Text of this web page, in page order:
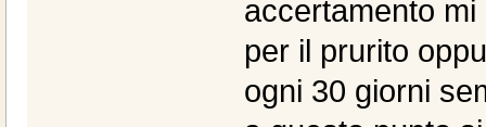
accertamento
per il prurito
ogni 30 giorni